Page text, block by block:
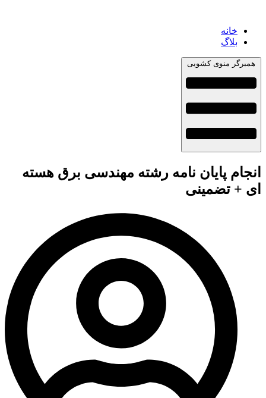
خانه
بلاگ
همبرگر منوی کشویی
انجام پایان نامه رشته مهندسی برق هسته
ای + تضمینی